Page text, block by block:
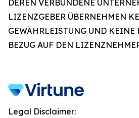
DEREN VERBUNDENE
LIZENZGEBER ÜBERNEHMEN
GEWÄHRLEISTUNG UND KEINE
BEZUG AUF DEN
Legal Disclaimer: